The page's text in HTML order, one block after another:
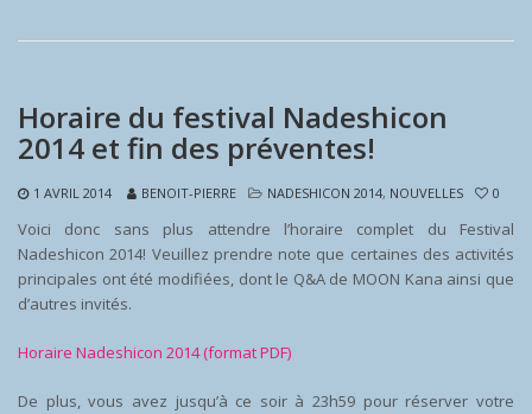
Horaire du festival Nadeshicon
2014 et fin des préventes!
1 AVRIL 2014 BENOIT-PIERRE NADESHICON 2014, NOUVELLES 0
Voici donc sans plus attendre l’horaire complet du Festival
Nadeshicon 2014! Veuillez prendre note que certaines des activités
principales ont été modifiées, dont le Q&A de MOON Kana ainsi que
d’autres invités.
Horaire Nadeshicon 2014 (format PDF)
De plus, vous avez jusqu’à ce soir à 23h59 pour réserver votre